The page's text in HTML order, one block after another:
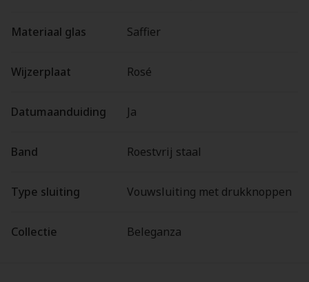
Materiaal glas Saffier
Wijzerplaat Rosé
Datumaanduiding Ja
Band Roestvrij staal
Type sluiting Vouwsluiting met drukknoppen
Collectie Beleganza